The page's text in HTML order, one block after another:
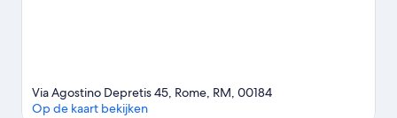
Via Agostino Depretis 45, Rome, RM, 00184
Op de kaart bekijken